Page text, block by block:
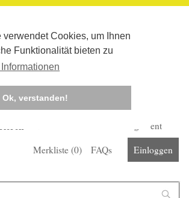
verwendet Cookies, um Ihnen
Funktionalität bieten zu
Informationen
Ok, verstanden!
Corona-Management
Merkliste (0) FAQs Einloggen